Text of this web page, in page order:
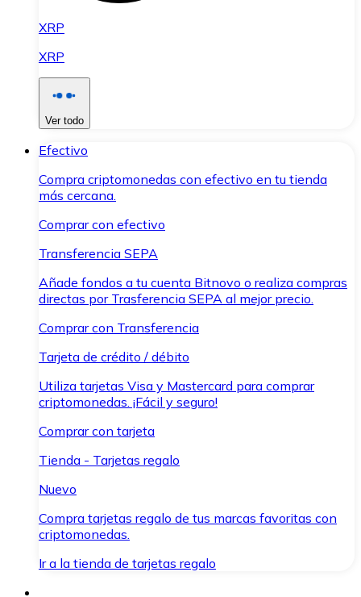
XRP
XRP
Ver todo
Efectivo
Compra criptomonedas con efectivo en tu tienda
más cercana.
Comprar con efectivo
Transferencia SEPA
Añade fondos a tu cuenta Bitnovo o realiza compras
directas por Trasferencia SEPA al mejor precio.
Comprar con Transferencia
Tarjeta de crédito / débito
Utiliza tarjetas Visa y Mastercard para comprar
criptomonedas. ¡Fácil y seguro!
Comprar con tarjeta
Tienda - Tarjetas regalo
Nuevo
Compra tarjetas regalo de tus marcas favoritas con
criptomonedas.
Ir a la tienda de tarjetas regalo